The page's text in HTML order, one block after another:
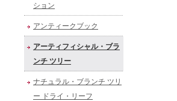
ション
アンティークブック
アーティフィシャル・ブラ
ンチ ツリー
ナチュラル・ブランチ ツリ
ー ドライ・リーフ